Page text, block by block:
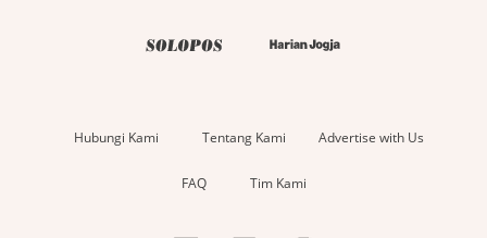
Hubungi Kami Tentang Kami Advertise with Us
FAQ Tim Kami